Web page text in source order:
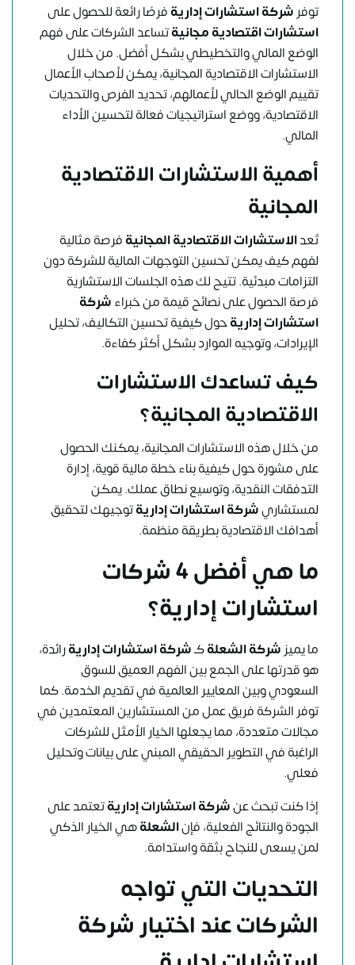
توفر شركة استشارات إداريةفرصًا رائعة للحصول على
استشارات اقتصادية مجانيةتساعد الشركات على فهم
الوضع المالي والتخطيطي بشكل أفضل. من خلال
الاستشارات الاقتصادية المجانية، يمكن لأصحاب الأعمال
تقييم الوضع الحالي لأعمالهم، تحديد الفرص والتحديات
الاقتصادية، ووضع استراتيجيات فعالة لتحسين الأداء
المالي.
أهمية الاستشارات الاقتصادية
المجانية
تُعدالاستشارات الاقتصادية المجانيةفرصة مثالية
لفهم كيف يمكن تحسين التوجهات المالية للشركة دون
التزامات مبدئية. تتيح لك هذه الجلسات الاستشارية
فرصة الحصول على نصائح قيمة من خبراءشركة
استشارات إداريةحول كيفية تحسين التكاليف، تحليل
الإيرادات، وتوجيه الموارد بشكل أكثر كفاءة.
كيف تساعدك الاستشارات
الاقتصادية المجانية؟
من خلال هذه الاستشارات المجانية، يمكنك الحصول
على مشورة حول كيفية بناء خطة مالية قوية، إدارة
التدفقات النقدية، وتوسيع نطاق عملك. يمكن
لمستشاريشركة استشارات إداريةتوجيهك لتحقيق
أهدافك الاقتصادية بطريقة منظمة.
ما هي أفضل 4 شركات
استشارات إدارية؟
ما يميز شركة الشعلةكـشركة استشارات إداريةرائدة،
هو قدرتها على الجمع بين الفهم العميق للسوق
السعودي وبين المعايير العالمية في تقديم الخدمة. كما
توفر الشركة فريق عمل من المستشارين المعتمدين في
مجالات متعددة، مما يجعلها الخيار الأمثل للشركات
الراغبة في التطوير الحقيقي المبني على بيانات وتحليل
فعلي.
إذا كنت تبحث عنشركة استشارات إداريةتعتمد على
الجودة والنتائج الفعلية، فإنالشعلةهي الخيار الذكي
لمن يسعى للنجاح بثقة واستدامة.
التحديات التي تواجه
الشركات عند اختيارشركة